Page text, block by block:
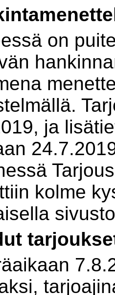
on
ja
kolme